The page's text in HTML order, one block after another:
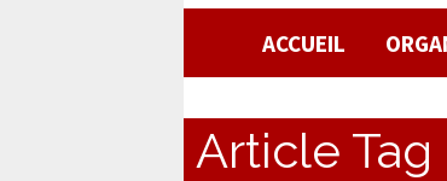
ACCUEIL
Article Tag